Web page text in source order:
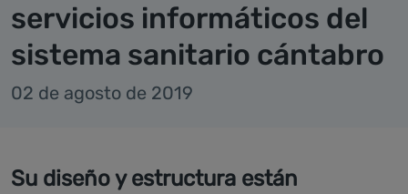
servicios informáticos del
sistema sanitario cántabro
02 de agosto de 2019
Su diseño y estructura están